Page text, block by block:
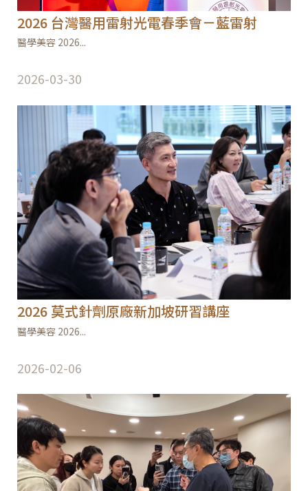
2026 台灣醫用雷射光電春季會－藍雷射
醫學美容 2026...
2026-03-30
2026 莫式針劑原廠新加坡研習講座
醫學美容 2026...
2026-02-06